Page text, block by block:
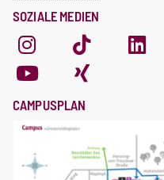
SOZIALE MEDIEN
CAMPUSPLAN